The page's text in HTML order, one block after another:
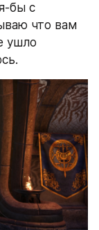
бы с
что вам
ушло